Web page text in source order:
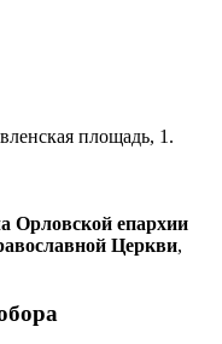
площадь, 1.
Орловской епархии
Церкви,